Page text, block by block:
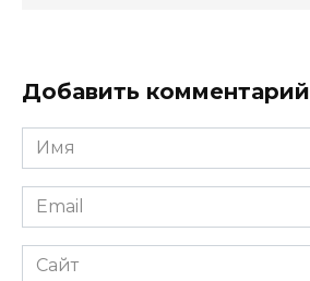
Добавить комментарий
Имя
*
Email
*
Сайт